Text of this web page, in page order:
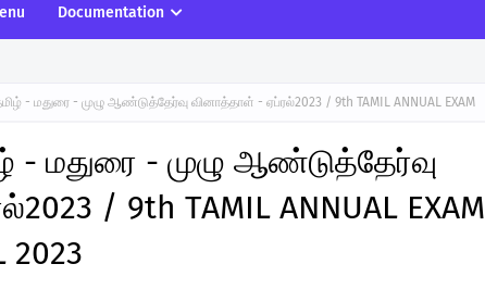
Documentation
- மதுரை - முழு ஆண்டுத்தேர்வு வினாத்தாள் - ஏப்ரல்2023 / 9th TAMIL ANNUAL EXAM
- மதுரை - முழு ஆண்டுத்தேர்வு
/ 9th TAMIL ANNUAL EXAM
2023